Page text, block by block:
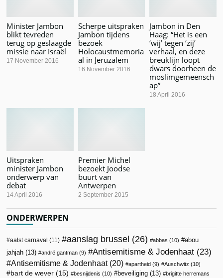
Minister Jambon
blikt tevreden
terug op geslaagde
missie naar Israël
17 November 2016
Scherpe uitspraken
Jambon tijdens
bezoek
Holocaustmemoria
al in Jeruzalem
16 November 2016
Jambon in Den
Haag: “Het is een
‘wij’ tegen ‘zij’
verhaal, en deze
breuklijn loopt
dwars doorheen de
moslimgemeensch
ap”
18 April 2016
Uitspraken
minister Jambon
onderwerp van
debat
14 April 2016
Premier Michel
bezoekt Joodse
buurt van
Antwerpen
2 September 2015
ONDERWERPEN
aalst carnaval (11) aanslag brussel (26) abbas (10)
abou
jahjah (13) andré gantman (9) Antisemitisme & Jodenhaat (23)
Antisemitisme & Jodenhaat(20) apartheid (9) Auschwitz (10)
bart de wever (15) besnijdenis (10) beveiliging (13)
brigitte herremans